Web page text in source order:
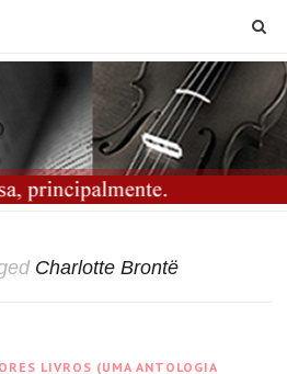
Charlotte Brontë
LIVROS (UMA ANTOLOGIA